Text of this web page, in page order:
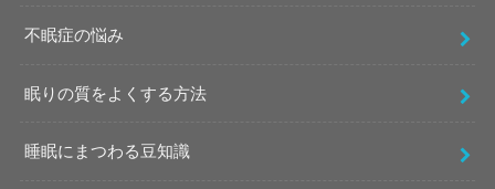
不眠症の悩み
眠りの質をよくする方法
睡眠にまつわる豆知識